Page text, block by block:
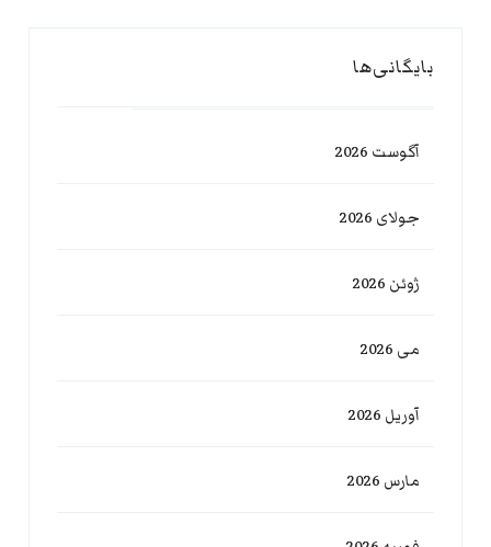
بایگانی‌ها
آگوست 2026
جولای 2026
ژوئن 2026
می 2026
آوریل 2026
مارس 2026